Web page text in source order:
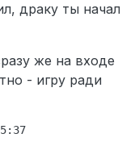
драку ты начал
же на входе
- игру ради